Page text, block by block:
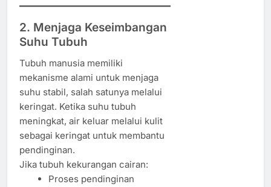
2. Menjaga Keseimbangan
Suhu Tubuh
Tubuh manusia memiliki
mekanisme alami untuk menjaga
suhu stabil, salah satunya melalui
keringat. Ketika suhu tubuh
meningkat, air keluar melalui kulit
sebagai keringat untuk membantu
pendinginan.
Jika tubuh kekurangan cairan:
Proses pendinginan